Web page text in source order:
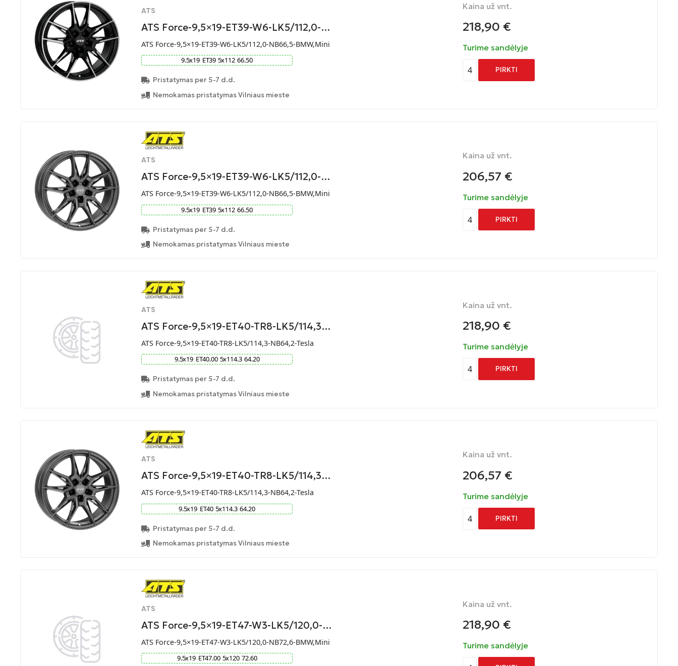
ATS
ATS Force-9,5×19-ET39-W6-LK5/112,0-…
ATS Force-9,5×19-ET39-W6-LK5/112,0-NB66,5-BMW,Mini
9.5x19 ET39 5x112 66.50
Pristatymas per 5-7 d.d.
Nemokamas pristatymas Vilniaus mieste
Kaina už vnt.
218,90 €
Turime sandėlyje
4 PIRKTI
ATS
ATS Force-9,5×19-ET39-W6-LK5/112,0-…
ATS Force-9,5×19-ET39-W6-LK5/112,0-NB66,5-BMW,Mini
9.5x19 ET39 5x112 66.50
Pristatymas per 5-7 d.d.
Nemokamas pristatymas Vilniaus mieste
Kaina už vnt.
206,57 €
Turime sandėlyje
4 PIRKTI
ATS
ATS Force-9,5×19-ET40-TR8-LK5/114,3…
ATS Force-9,5×19-ET40-TR8-LK5/114,3-NB64,2-Tesla
9.5x19 ET40.00 5x114.3 64.20
Pristatymas per 5-7 d.d.
Nemokamas pristatymas Vilniaus mieste
Kaina už vnt.
218,90 €
Turime sandėlyje
4 PIRKTI
ATS
ATS Force-9,5×19-ET40-TR8-LK5/114,3…
ATS Force-9,5×19-ET40-TR8-LK5/114,3-NB64,2-Tesla
9.5x19 ET40 5x114.3 64.20
Pristatymas per 5-7 d.d.
Nemokamas pristatymas Vilniaus mieste
Kaina už vnt.
206,57 €
Turime sandėlyje
4 PIRKTI
ATS
ATS Force-9,5×19-ET47-W3-LK5/120,0-…
ATS Force-9,5×19-ET47-W3-LK5/120,0-NB72,6-BMW,Mini
9.5x19 ET47.00 5x120 72.60
Kaina už vnt.
218,90 €
Turime sandėlyje